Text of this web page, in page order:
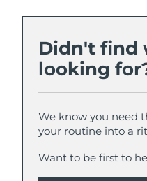
Didn't find
looking
We know you need
your routine into a
Want to be first to